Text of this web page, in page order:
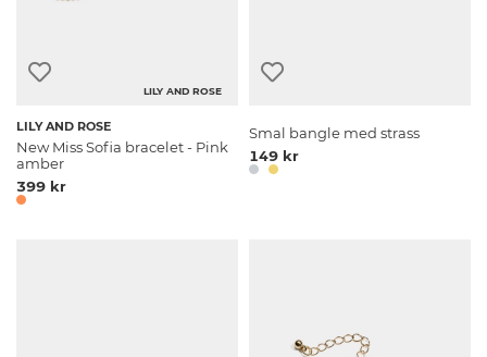
LILY AND ROSE
LILY AND ROSE
New Miss Sofia bracelet - Pink
amber
399 kr
Smal bangle med strass
149 kr